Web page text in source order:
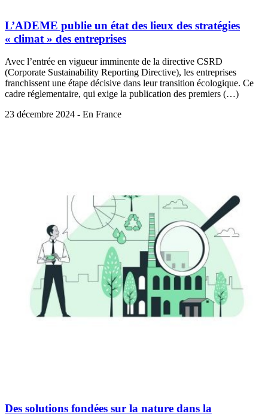
L’ADEME publie un état des lieux des stratégies
« climat » des entreprises
Avec l’entrée en vigueur imminente de la directive CSRD
(Corporate Sustainability Reporting Directive), les entreprises
franchissent une étape décisive dans leur transition écologique. Ce
cadre réglementaire, qui exige la publication des premiers (…)
23 décembre 2024 - En France
Des solutions fondées sur la nature dans la